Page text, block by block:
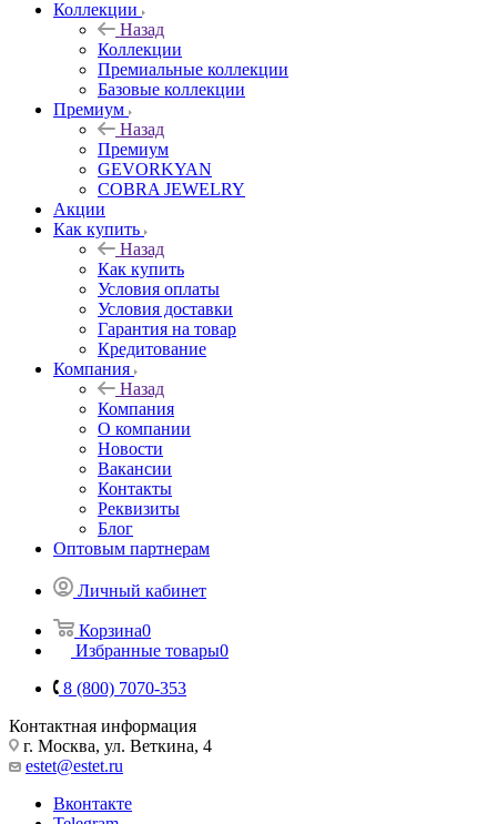
Коллекции
Назад
Коллекции
Премиальные коллекции
Базовые коллекции
Премиум
Назад
Премиум
GEVORKYAN
COBRA JEWELRY
Акции
Как купить
Назад
Как купить
Условия оплаты
Условия доставки
Гарантия на товар
Кредитование
Компания
Назад
Компания
О компании
Новости
Вакансии
Контакты
Реквизиты
Блог
Оптовым партнерам
Личный кабинет
Корзина0
Избранные товары0
8 (800) 7070-353
Контактная информация
г. Москва, ул. Веткина, 4
estet@estet.ru
Вконтакте